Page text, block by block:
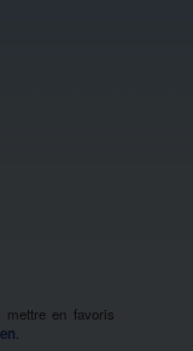
mettre en favoris